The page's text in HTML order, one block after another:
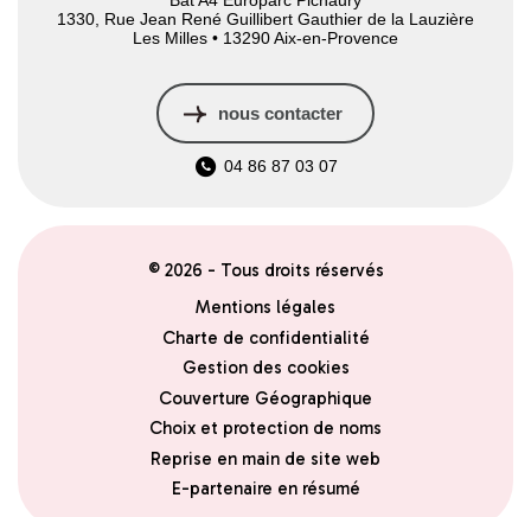
1330, Rue Jean René Guillibert Gauthier de la Lauzière
Les Milles • 13290 Aix-en-Provence
nous contacter
04 86 87 03 07
© 2026 - Tous droits réservés
Mentions légales
Charte de confidentialité
Gestion des cookies
Couverture Géographique
Choix et protection de noms
Reprise en main de site web
E-partenaire en résumé